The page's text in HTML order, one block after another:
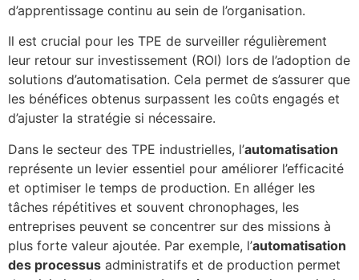
d’apprentissage continu au sein de l’organisation.
Il est crucial pour les TPE de surveiller régulièrement
leur retour sur investissement (ROI) lors de l’adoption de
solutions d’automatisation. Cela permet de s’assurer que
les bénéfices obtenus surpassent les coûts engagés et
d’ajuster la stratégie si nécessaire.
Dans le secteur des TPE industrielles, l’automatisation
représente un levier essentiel pour améliorer l’efficacité
et optimiser le temps de production. En alléger les
tâches répétitives et souvent chronophages, les
entreprises peuvent se concentrer sur des missions à
plus forte valeur ajoutée. Par exemple, l’automatisation
des processus administratifs et de production permet